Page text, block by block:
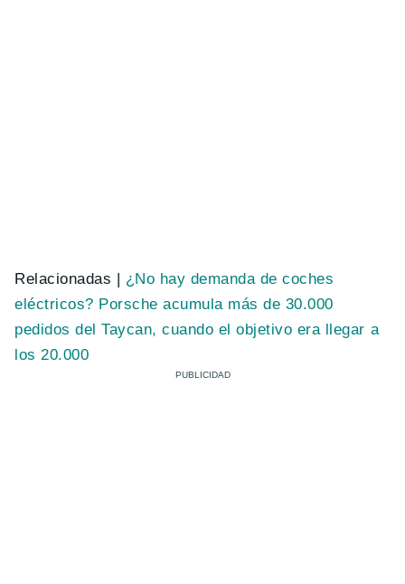
Relacionadas | ¿No hay demanda de coches
eléctricos? Porsche acumula más de 30.000
pedidos del Taycan, cuando el objetivo era llegar a
los 20.000